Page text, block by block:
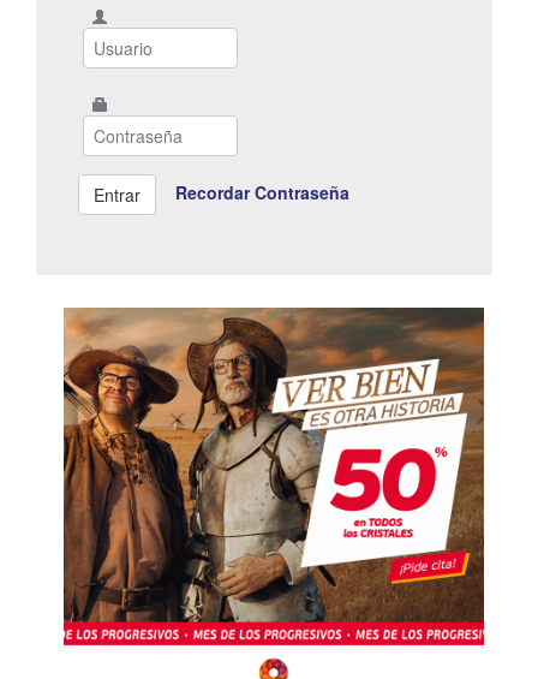
Recordar Contraseña